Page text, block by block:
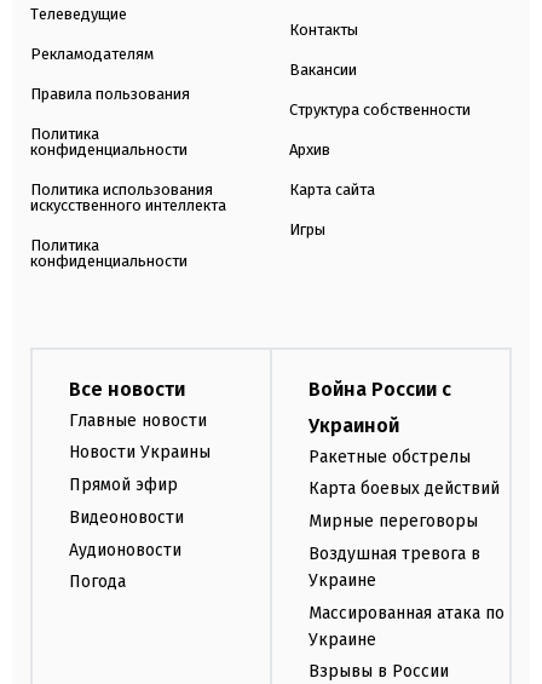
Телеведущие
Рекламодателям
Правила пользования
Политика
конфиденциальности
Политика использования
искусственного интеллекта
Политика
конфиденциальности
Контакты
Вакансии
Структура собственности
Архив
Карта сайта
Игры
Все новости
Главные новости
Новости Украины
Прямой эфир
Видеоновости
Аудионовости
Погода
Война России с
Украиной
Ракетные обстрелы
Карта боевых действий
Мирные переговоры
Воздушная тревога в
Украине
Массированная атака по
Украине
Взрывы в России